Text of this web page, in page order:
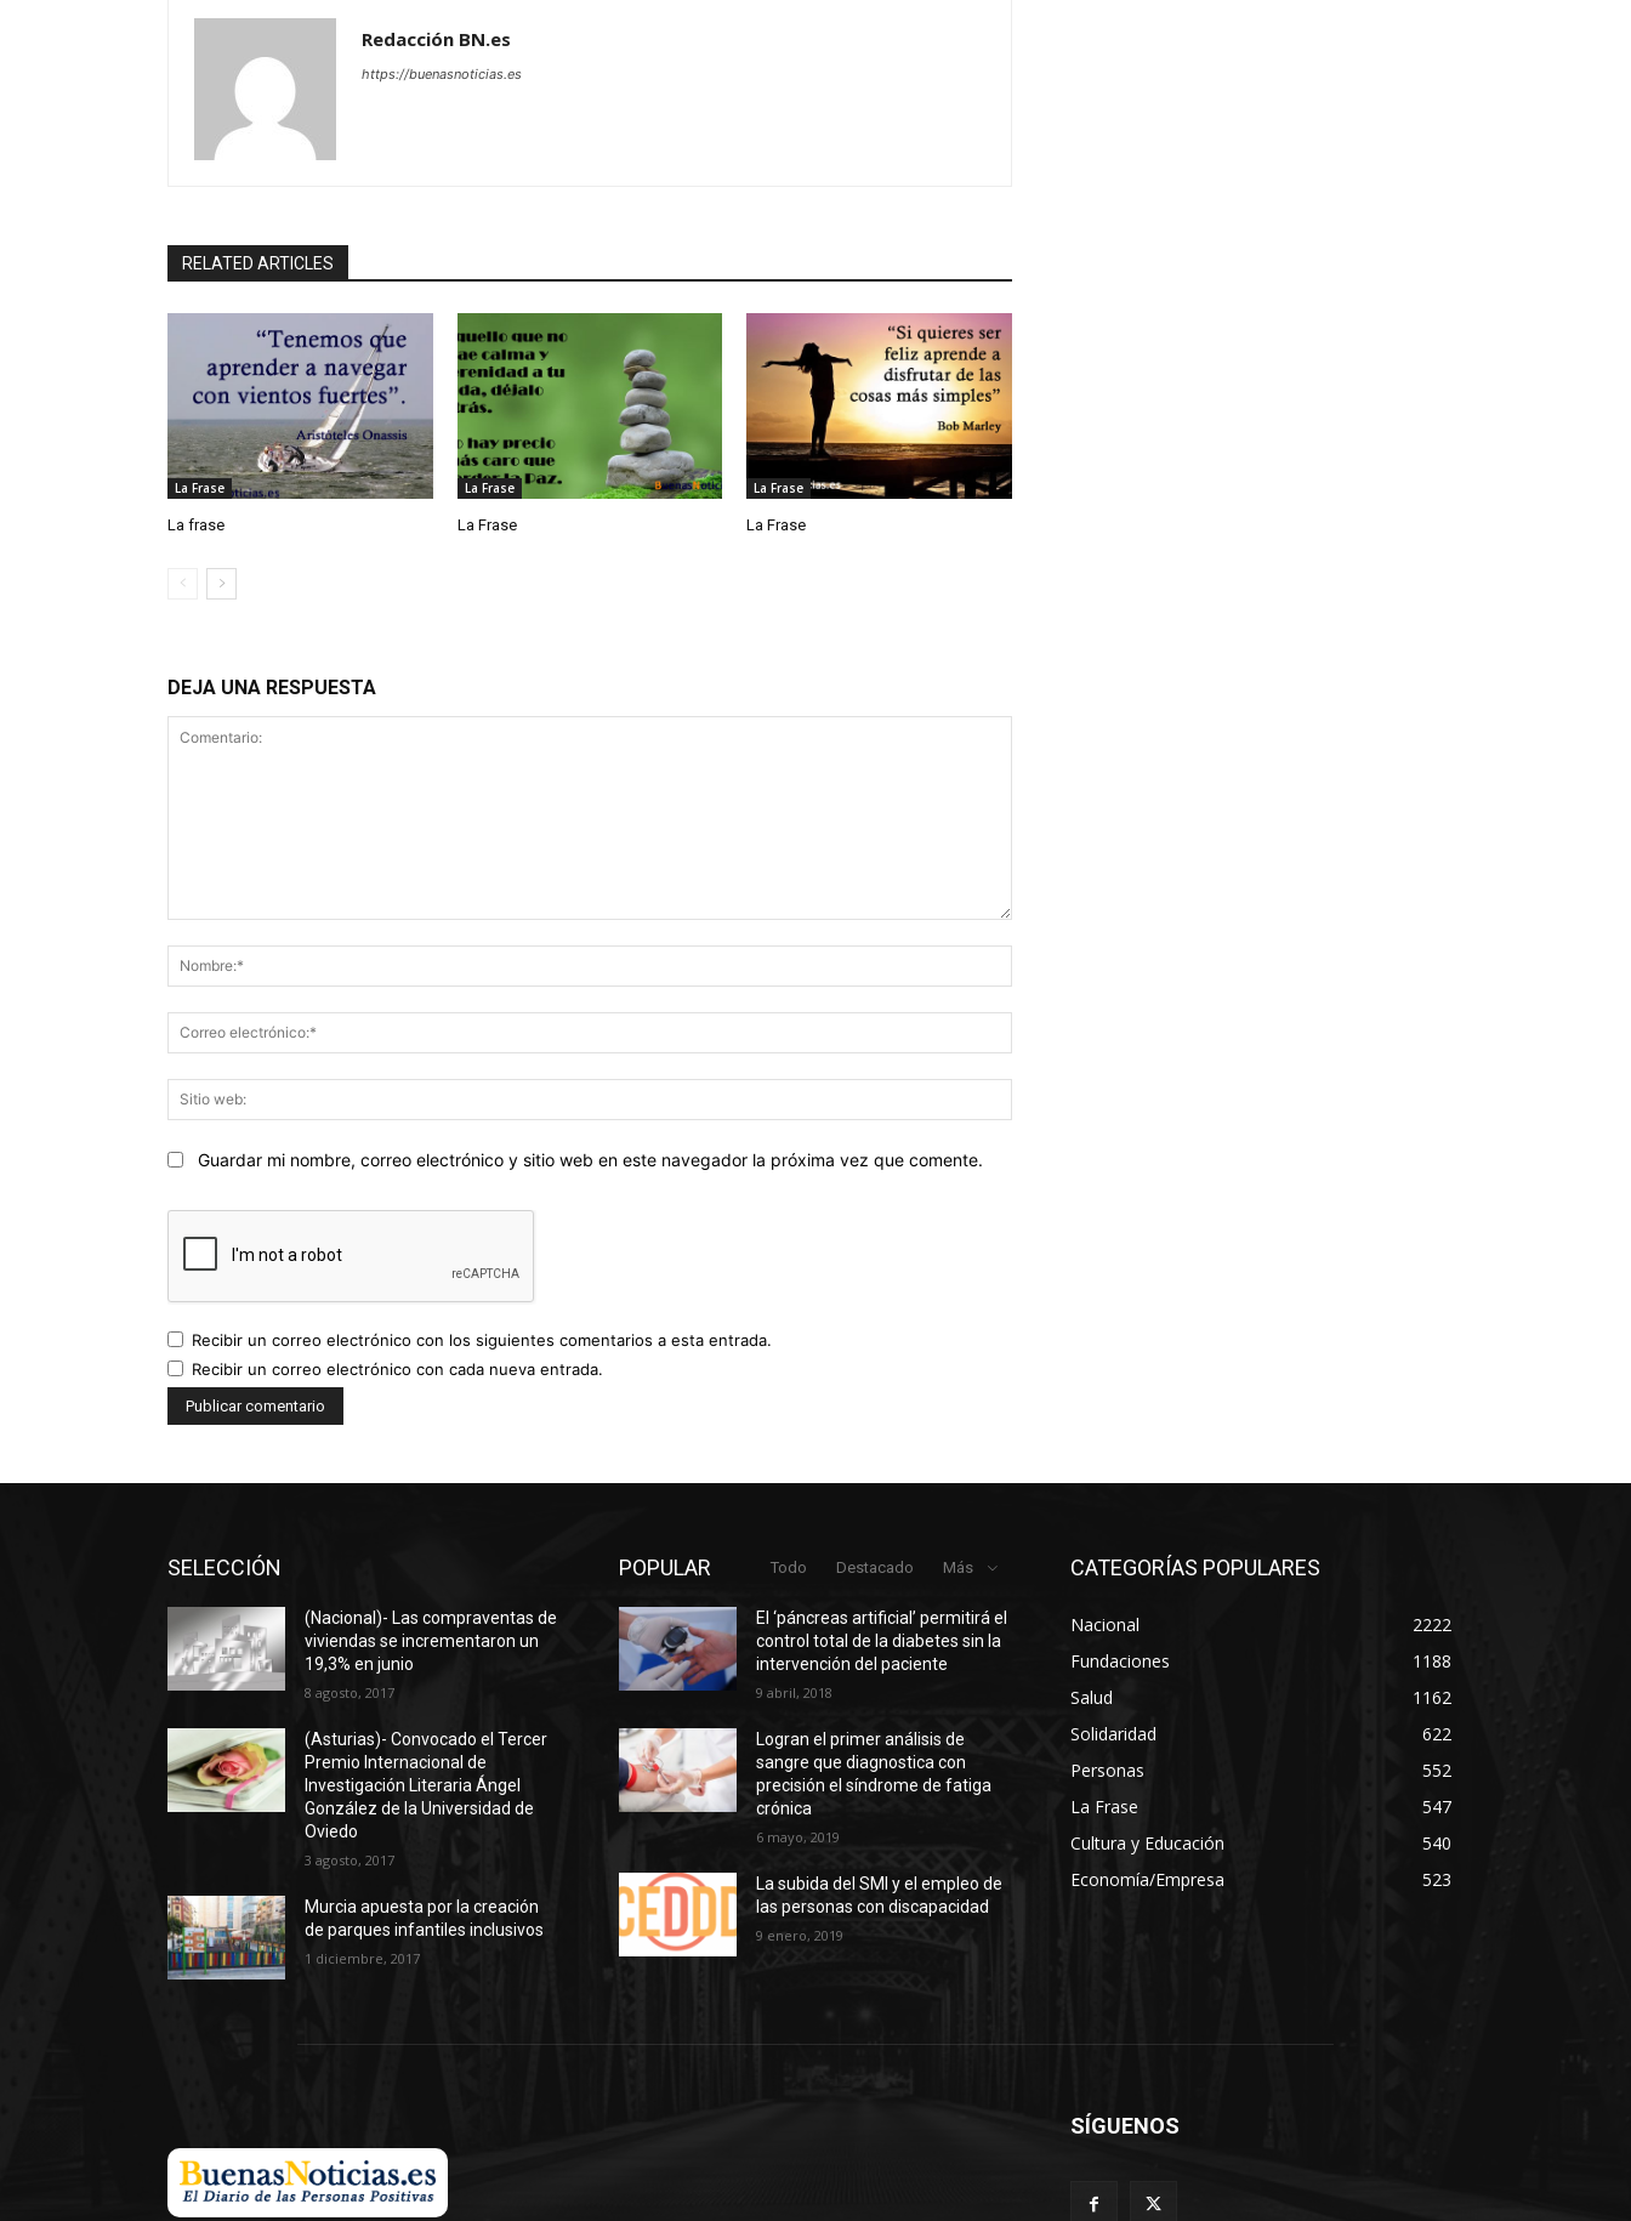
Redacción BN.es
https://buenasnoticias.es
RELATED ARTICLES
La Frase
La frase
La Frase
La Frase
La Frase
La Frase
DEJA UNA RESPUESTA
electrónico:*
web:
Guardar mi nombre, correo electrónico y sitio web en este navegador la próxima vez que comente.
Recibir un correo electrónico con los siguientes comentarios a esta entrada.
Recibir un correo electrónico con cada nueva entrada.
SELECCIÓN
(Nacional)- Las compraventas de
viviendas se incrementaron un
19,3% en junio
8 agosto, 2017
(Asturias)- Convocado el Tercer
Premio Internacional de
Investigación Literaria Ángel
González de la Universidad de
Oviedo
3 agosto, 2017
Murcia apuesta por la creación
de parques infantiles inclusivos
1 diciembre, 2017
POPULAR Todo Destacado Más
El ‘páncreas artificial’ permitirá el
control total de la diabetes sin la
intervención del paciente
9 abril, 2018
Logran el primer análisis de
sangre que diagnostica con
precisión el síndrome de fatiga
crónica
6 mayo, 2019
La subida del SMI y el empleo de
las personas con discapacidad
9 enero, 2019
CATEGORÍAS POPULARES
Nacional
2222
Fundaciones
1188
Salud
1162
Solidaridad
622
Personas
552
La Frase
547
Cultura y Educación
540
Economía/Empresa
523
SÍGUENOS